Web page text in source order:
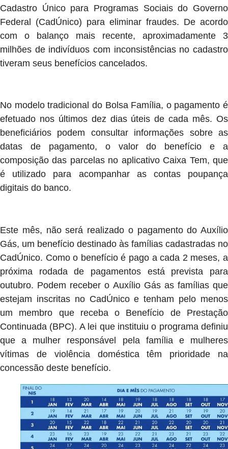
Cadastro Único para Programas Sociais do Governo
Federal (CadÚnico) para eliminar fraudes. De acordo
com o balanço mais recente, aproximadamente 3
milhões de indivíduos com inconsistências no cadastro
tiveram seus benefícios cancelados.
No modelo tradicional do Bolsa Família, o pagamento é
efetuado nos últimos dez dias úteis de cada mês. Os
beneficiários podem consultar informações sobre as
datas de pagamento, o valor do benefício e a
composição das parcelas no aplicativo Caixa Tem, que
é utilizado para acompanhar as contas poupança
digitais do banco.
Este mês, não será realizado o pagamento do Auxílio
Gás, um benefício destinado às famílias cadastradas no
CadÚnico. Como o benefício é pago a cada 2 meses, a
próxima rodada de pagamentos está prevista para
outubro. Podem receber o Auxílio Gás as famílias que
estejam inscritas no CadÚnico e tenham pelo menos
um membro que receba o Benefício de Prestação
Continuada (BPC). A lei que instituiu o programa definiu
que a mulher responsável pela família e mulheres
vítimas de violência doméstica têm prioridade na
concessão deste benefício.